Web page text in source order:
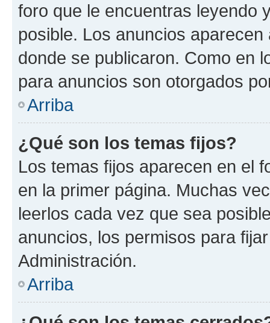
foro que le encuentras leyendo
posible. Los anuncios
donde se publicaron. Como en
para anuncios son otorgados
Arriba
¿Qué son los temas fijos?
Los temas fijos aparecen en el
en la primer página. Muchas
leerlos cada vez que sea
anuncios, los permisos para
Administración.
Arriba